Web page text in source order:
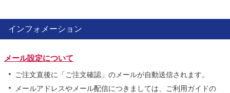
インフォメーション
メール設定について
ご注文直後に「ご注文確認」のメールが自動送信されます。
メールアドレスやメール配信につきましては、ご利用ガイドの